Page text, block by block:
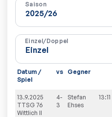
Saison
Einzel/Doppel
Datum /
Spiel
vs Gegner
13.9.2025
TTSG 76
Wittlich II
4-
3
Stefan
Ehses
13:11